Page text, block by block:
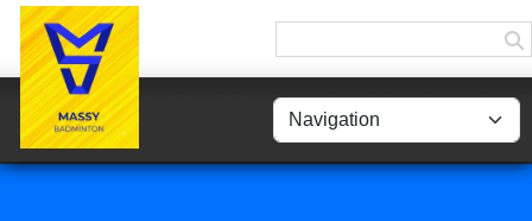
Panneau de gestion des cookies